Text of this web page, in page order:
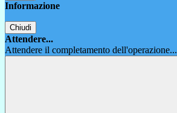
Informazione
Chiudi
Attendere...
Attendere il completamento dell'operazione...